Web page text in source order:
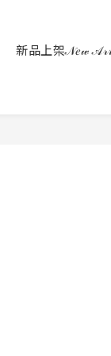
新品上架𝒩𝑒𝓌